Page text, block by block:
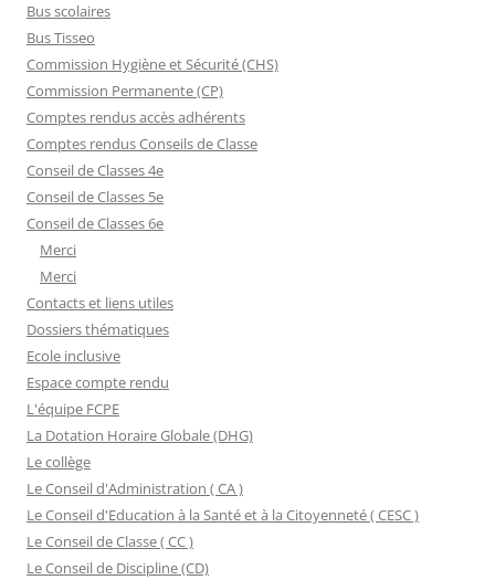
Bus scolaires
Bus Tisseo
Commission Hygiène et Sécurité (CHS)
Commission Permanente (CP)
Comptes rendus accès adhérents
Comptes rendus Conseils de Classe
Conseil de Classes 4e
Conseil de Classes 5e
Conseil de Classes 6e
Merci
Merci
Contacts et liens utiles
Dossiers thématiques
Ecole inclusive
Espace compte rendu
L'équipe FCPE
La Dotation Horaire Globale (DHG)
Le collège
Le Conseil d'Administration ( CA )
Le Conseil d'Education à la Santé et à la Citoyenneté ( CESC )
Le Conseil de Classe ( CC )
Le Conseil de Discipline (CD)